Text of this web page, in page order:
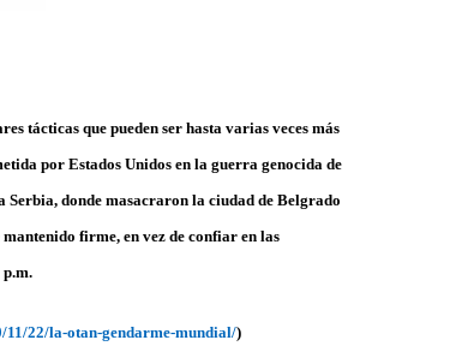
tácticas que pueden ser hasta varias veces más
por Estados Unidos en la guerra genocida de
donde masacraron la ciudad de Belgrado
firme, en vez de confiar en las
11/22/la-otan-gendarme-mundial/)